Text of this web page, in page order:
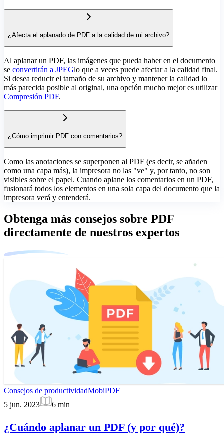
¿Afecta el aplanado de PDF a la calidad de mi archivo?
Al aplanar un PDF, las imágenes que pueda haber en el documento
se convertirán a JPEGlo que a veces puede afectar a la calidad final.
Si desea reducir el tamaño de su archivo y mantener la calidad lo
más parecida posible al original, una opción mucho mejor es utilizar
Compresión PDF.
¿Cómo imprimir PDF con comentarios?
Como las anotaciones se superponen al PDF (es decir, se añaden
como una capa más), la impresora no las "ve" y, por tanto, no son
visibles sobre el papel. Cuando aplane los comentarios en un PDF,
fusionará todos los elementos en una sola capa del documento que la
impresora verá y entenderá.
Obtenga más consejos sobre PDF
directamente de nuestros expertos
Consejos de productividadMobiPDF
5 jun. 2023
6 min
¿Cuándo aplanar un PDF (y por qué)?